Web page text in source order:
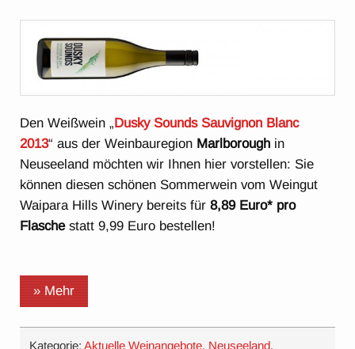
Den Weißwein „Dusky Sounds Sauvignon Blanc
2013“ aus der Weinbauregion Marlborough in
Neuseeland möchten wir Ihnen hier vorstellen: Sie
können diesen schönen Sommerwein vom Weingut
Waipara Hills Winery bereits für8,89 Euro* pro
Flaschestatt 9,99 Euro bestellen!
» Mehr
Kategorie:Aktuelle Weinangebote, Neuseeland,